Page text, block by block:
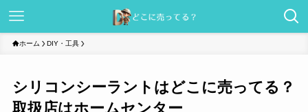
ホーム DIY・工具
シリコンシーラントはどこに売ってる？
取扱店はホームセンター